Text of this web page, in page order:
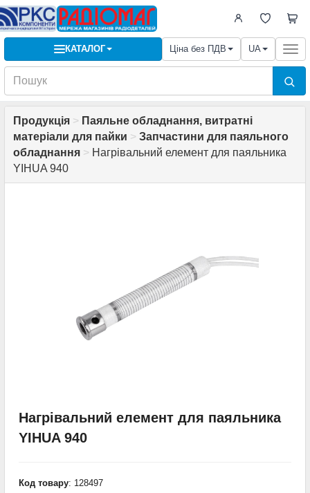
КАТАЛОГ Ціна без ПДВ UA
Продукція > Паяльне обладнання, витратні
матеріали для пайки > Запчастини для паяльного
обладнання > Нагрівальний елемент для паяльника
YIHUA 940
Нагрівальний елемент для паяльника
YIHUA 940
Код товару: 128497